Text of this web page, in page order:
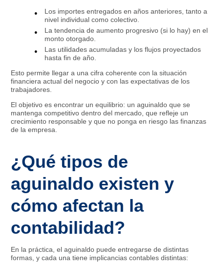
Los importes entregados en años anteriores, tanto a
nivel individual como colectivo.
La tendencia de aumento progresivo (si lo hay) en el
monto otorgado.
Las utilidades acumuladas y los flujos proyectados
hasta fin de año.
Esto permite llegar a una cifra coherente con la situación
financiera actual del negocio y con las expectativas de los
trabajadores.
El objetivo es encontrar un equilibrio: un aguinaldo que se
mantenga competitivo dentro del mercado, que refleje un
crecimiento responsable y que no ponga en riesgo las finanzas
de la empresa.
¿Qué tipos de
aguinaldo existen y
cómo afectan la
contabilidad?
En la práctica, el aguinaldo puede entregarse de distintas
formas, y cada una tiene implicancias contables distintas: